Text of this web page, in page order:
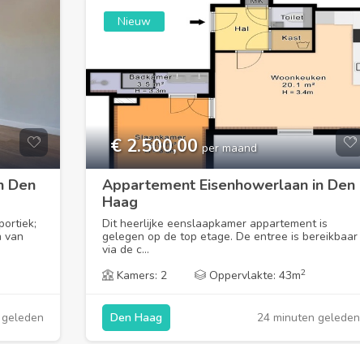
Den
van
Nieuw
€ 2.500,00 per maand
Appartement Eisenhowerlaan in Den
Haag
Dit heerlijke eenslaapkamer appartement is
gelegen op de top etage. De entree is bereikbaar
via de c...
Kamers: 2
Oppervlakte: 43m2
24 minuten geleden
Den Haag